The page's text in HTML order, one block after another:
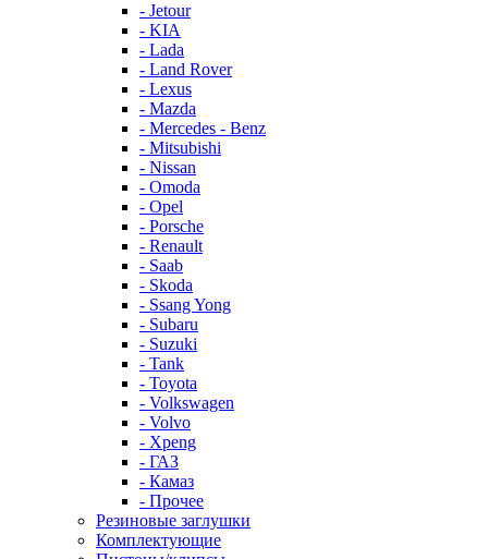
- Jetour
- KIA
- Lada
- Land Rover
- Lexus
- Mazda
- Mercedes - Benz
- Mitsubishi
- Nissan
- Omoda
- Opel
- Porsche
- Renault
- Saab
- Skoda
- Ssang Yong
- Subaru
- Suzuki
- Tank
- Toyota
- Volkswagen
- Volvo
- Xpeng
- ГАЗ
- Камаз
- Прочее
Резиновые заглушки
Комплектующие